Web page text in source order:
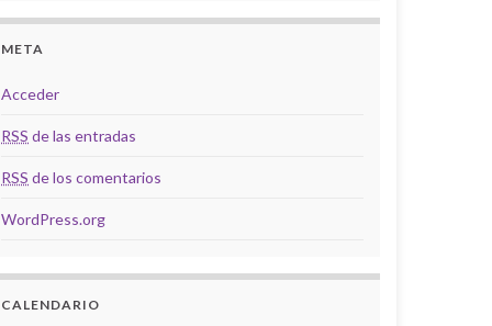
META
Acceder
RSS de las entradas
RSS de los comentarios
WordPress.org
CALENDARIO